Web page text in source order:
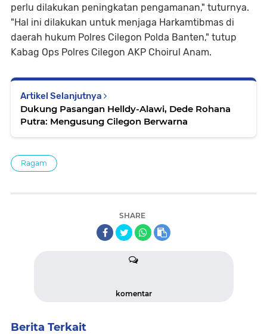
perlu dilakukan peningkatan pengamanan," tuturnya.
"Hal ini dilakukan untuk menjaga Harkamtibmas di
daerah hukum Polres Cilegon Polda Banten," tutup
Kabag Ops Polres Cilegon AKP Choirul Anam.
Artikel Selanjutnya
Dukung Pasangan Helldy-Alawi, Dede Rohana
Putra: Mengusung Cilegon Berwarna
Ragam
SHARE
komentar
Berita Terkait